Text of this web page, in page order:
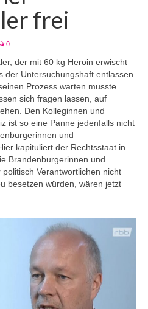
frei
0
der mit 60 kg Heroin erwischt
der Untersuchungshaft entlassen
Prozess warten musste.
sich fragen lassen, auf
Den Kolleginnen und
ist so eine Panne jedenfalls nicht
und
kapituliert der Rechtsstaat in
Brandenburgerinnen und
Verantwortlichen nicht
besetzen würden, wären jetzt